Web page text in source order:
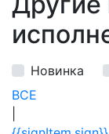
Новинка
ВСЕ